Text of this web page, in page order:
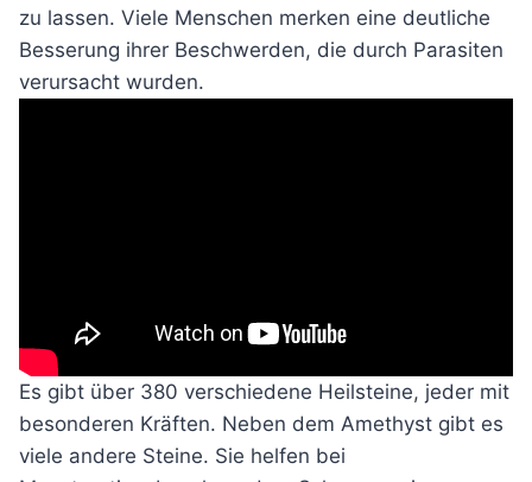
zu lassen. Viele Menschen merken eine deutliche
Besserung ihrer Beschwerden, die durch Parasiten
verursacht wurden.
Es gibt über 380 verschiedene Heilsteine, jeder mit
besonderen Kräften. Neben dem Amethyst gibt es
viele andere Steine. Sie helfen bei